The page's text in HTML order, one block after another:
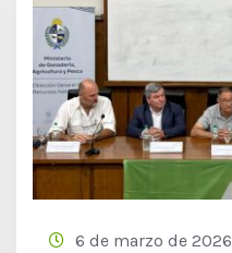
6 de marzo de 2026